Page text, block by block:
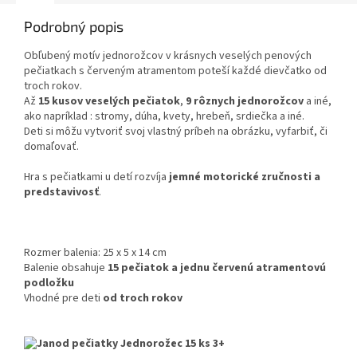
Podrobný popis
Obľubený motív jednorožcov v krásnych veselých penových
pečiatkach s červeným atramentom poteší každé dievčatko od
troch rokov.
Až 15 kusov veselých pečiatok, 9 rôznych jednorožcov a iné,
ako napríklad : stromy, dúha, kvety, hrebeň, srdiečka a iné.
Deti si môžu vytvoriť svoj vlastný príbeh na obrázku, vyfarbiť, či
domaľovať.
Hra s pečiatkami u detí rozvíja jemné motorické zručnosti a
predstavivosť.
Rozmer balenia: 25 x 5 x 14 cm
Balenie obsahuje 15 pečiatok a jednu červenú atramentovú
podložku
Vhodné pre deti od troch rokov